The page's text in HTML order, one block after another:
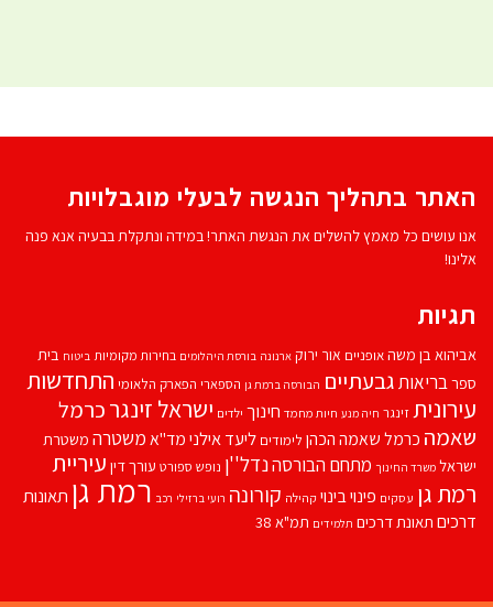
האתר בתהליך הנגשה לבעלי מוגבלויות
אנו עושים כל מאמץ להשלים את הנגשת האתר! במידה ונתקלת בבעיה אנא פנה
אלינו!
תגיות
אביהוא בן משהאופניים אור ירוק ארנונה בורסת היהלומים בחירות מקומיות ביטוח בית
ספרבריאותגבעתיים הבורסה ברמת גן הספארי הפארק הלאומי התחדשות
עירוניתזינגר חיה מנע חיות מחמד חינוך ילדים ישראל זינגרכרמל
שאמה כרמל שאמה הכהן לימודים ליעד אילנימד''אמשטרה משטרת
ישראל משרד החינוך מתחם הבורסהנדל''ן נופש ספורט עורך דין עיריית
רמת גן עסקים פינוי בינוי קהילה קורונה רועי ברזילי רכב רמת גן תאונות
דרכים תאונת דרכים תלמידים תמ"א 38